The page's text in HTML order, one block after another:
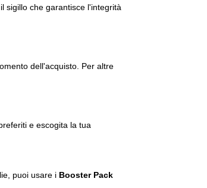
sigillo che garantisce l'integrità
dell'acquisto. Per altre
e escogita la tua
puoi usare i Booster Pack